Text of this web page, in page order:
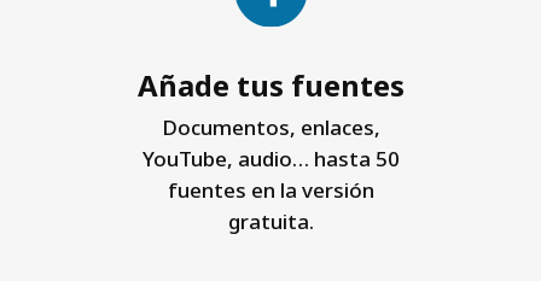
Añade tus fuentes
Documentos, enlaces,
YouTube, audio… hasta 50
fuentes en la versión
gratuita.